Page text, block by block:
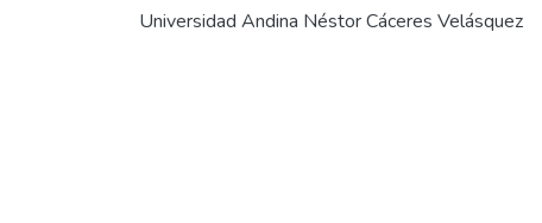
Universidad Andina Néstor Cáceres Velásquez